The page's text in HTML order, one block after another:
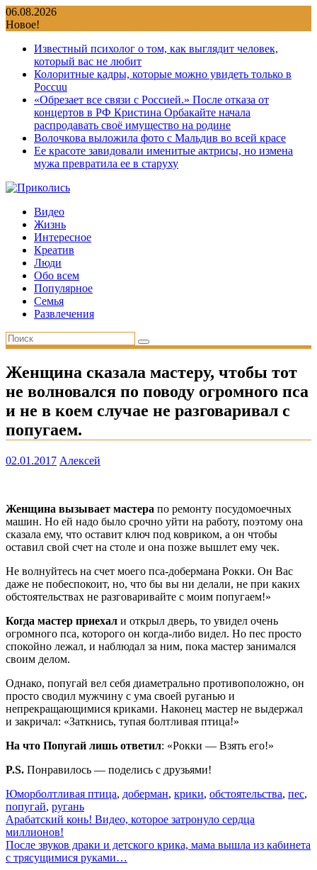
Перейти
к
06.08.2026
Новое!
Известный психолог о том, как выглядит человек,
который вас не любит
Колоритные кадры, которые можно увидеть только в
Россuu
«Обрезает все связи с Россией.» После отказа от
концертов в РФ Кристина Орбакайте начала
распродавать своё имущество на родине
Волочкова выложила фото с Мальдив во всей красе
Ее красоте завидовали именитые актрисы, но измена
мужа превратила ее в старуху
Видео
Жизнь
Интересное
Креатив
Люди
Обо всем
Популярное
Семья
Развлечения
Женщина сказала мастеру, чтобы тот
не волновался по поводу огромного пса
и не в коем случае не разговаривал с
попугаем.
02.01.2017 Алексей
Женщина вызывает мастера по ремонту посудомоечных
машин. Но ей надо было срочно уйти на работу, поэтому она
сказала ему, что оставит ключ под ковриком, а он чтобы
оставил свой счет на столе и она позже вышлет ему чек.
Не волнуйтесь на счет моего пса-добермана Рокки. Он Вас
даже не побеспокоит, но, что бы вы ни делали, не при каких
обстоятельствах не разговаривайте с моим попугаем!»
Когда мастер приехал и открыл дверь, то увидел очень
огромного пса, которого он когда-либо видел. Но пес просто
спокойно лежал, и наблюдал за ним, пока мастер занимался
своим делом.
Однако, попугай вел себя диаметрально противоположно, он
просто сводил мужчину с ума своей руганью и
непрекращающимися криками. Наконец мастер не выдержал
и закричал: «Заткнись, тупая болтливая птица!»
На что Попугай лишь ответил: «Рокки — Взять его!»
P.S. Понравилось — поделись с друзьями!
Юморболтливая птица, доберман, крики, обстоятельства, пес,
попугай, ругань
Навигация
по
записям
Арабатский конь! Видео, которое затронуло сердца
миллионов!
После звуков драки и детского крика, мама вышла из кабинета
с трясущимися руками…